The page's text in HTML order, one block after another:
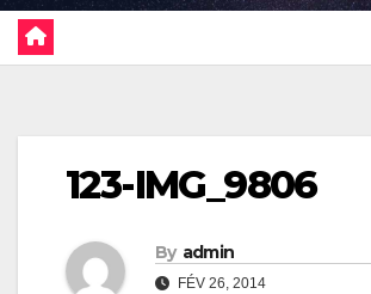
123-IMG_9806
By admin
FÉV 26, 2014